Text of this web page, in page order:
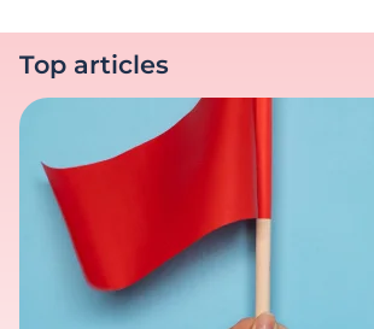
Top articles